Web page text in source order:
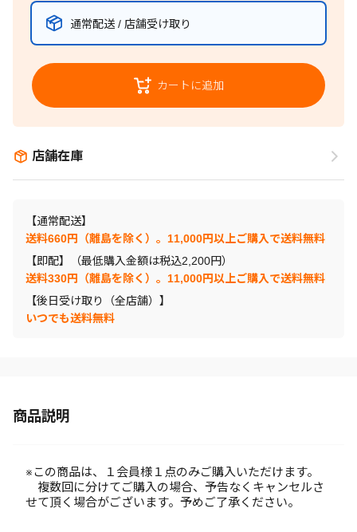
通常配送 / 店舗受け取り
カートに追加
店舗在庫
【通常配送】
送料660円（離島を除く）。11,000円以上ご購入で送料無料
【即配】（最低購入金額は税込2,200円）
送料330円（離島を除く）。11,000円以上ご購入で送料無料
【後日受け取り（全店舗）】
いつでも送料無料
商品説明
※この商品は、１会員様１点のみご購入いただけます。
複数回に分けてご購入の場合、予告なくキャンセルさ
せて頂く場合がございます。予めご了承ください。